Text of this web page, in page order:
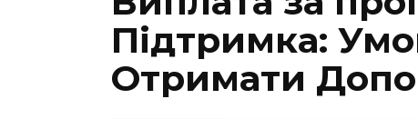
Підтримка:
Отримати